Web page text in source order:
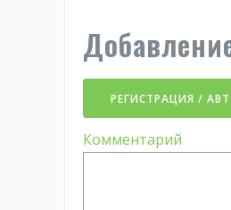
РЕГИСТРАЦИЯ /
Комментарий